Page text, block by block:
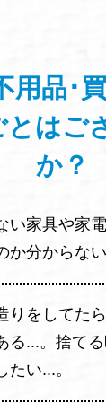
用品･
はご
か？
い家具や家
か分からない
りをしてた
る...。捨て
たい...。